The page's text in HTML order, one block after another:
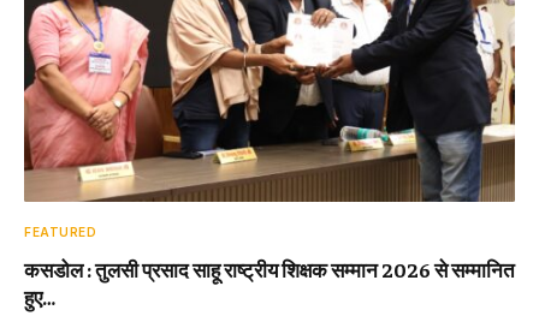
FEATURED
कसडोल : तुलसी प्रसाद साहू राष्ट्रीय शिक्षक सम्मान 2026 से सम्मानित
हुए…